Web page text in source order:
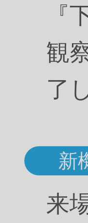
観
了
新
来